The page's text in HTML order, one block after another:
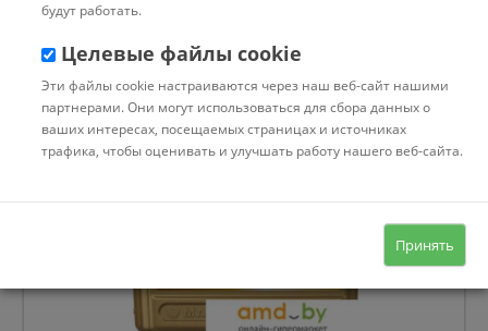
будут работать.
Целевые файлы cookie
Эти файлы cookie настраиваются через наш веб-сайт нашими
партнерами. Они могут использоваться для сбора данных о
ваших интересах, посещаемых страницах и источниках
трафика, чтобы оценивать и улучшать работу нашего веб-сайта.
Принять